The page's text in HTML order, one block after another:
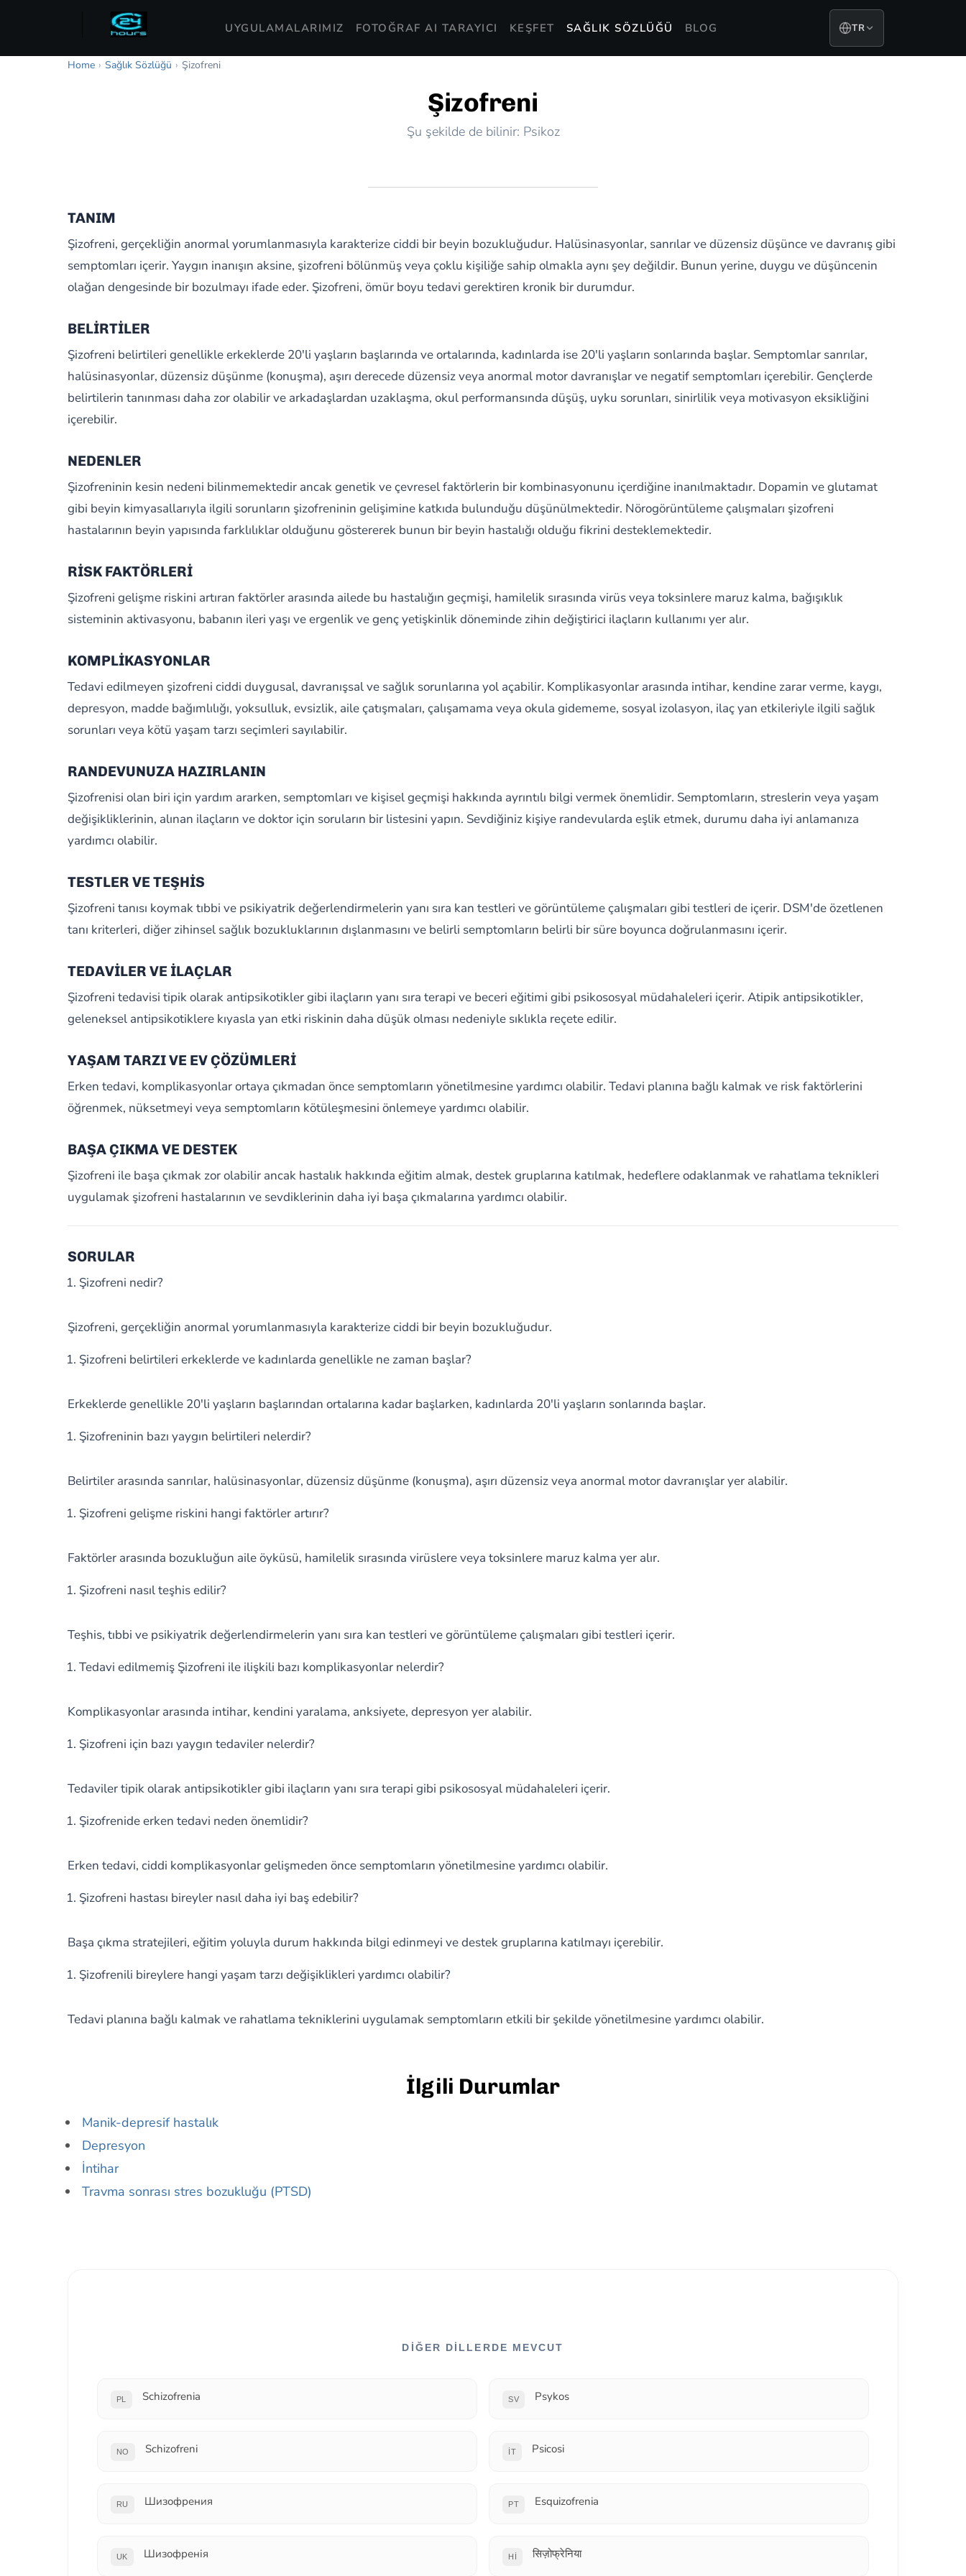
UYGULAMALARIMIZ FOTOĞRAF AI TARAYICI KEŞFET SAĞLIK SÖZLÜĞÜ BLOG TR
Home › Sağlık Sözlüğü › Şizofreni
Şizofreni
Şu şekilde de bilinir: Psikoz
TANIM
Şizofreni, gerçekliğin anormal yorumlanmasıyla karakterize ciddi bir beyin bozukluğudur. Halüsinasyonlar, sanrılar ve düzensiz düşünce ve davranış gibi
semptomları içerir. Yaygın inanışın aksine, şizofreni bölünmüş veya çoklu kişiliğe sahip olmakla aynı şey değildir. Bunun yerine, duygu ve düşüncenin
olağan dengesinde bir bozulmayı ifade eder. Şizofreni, ömür boyu tedavi gerektiren kronik bir durumdur.
BELİRTİLER
Şizofreni belirtileri genellikle erkeklerde 20'li yaşların başlarında ve ortalarında, kadınlarda ise 20'li yaşların sonlarında başlar. Semptomlar sanrılar,
halüsinasyonlar, düzensiz düşünme (konuşma), aşırı derecede düzensiz veya anormal motor davranışlar ve negatif semptomları içerebilir. Gençlerde
belirtilerin tanınması daha zor olabilir ve arkadaşlardan uzaklaşma, okul performansında düşüş, uyku sorunları, sinirlilik veya motivasyon eksikliğini
içerebilir.
NEDENLER
Şizofreninin kesin nedeni bilinmemektedir ancak genetik ve çevresel faktörlerin bir kombinasyonunu içerdiğine inanılmaktadır. Dopamin ve glutamat
gibi beyin kimyasallarıyla ilgili sorunların şizofreninin gelişimine katkıda bulunduğu düşünülmektedir. Nörogörüntüleme çalışmaları şizofreni
hastalarının beyin yapısında farklılıklar olduğunu göstererek bunun bir beyin hastalığı olduğu fikrini desteklemektedir.
RİSK FAKTÖRLERİ
Şizofreni gelişme riskini artıran faktörler arasında ailede bu hastalığın geçmişi, hamilelik sırasında virüs veya toksinlere maruz kalma, bağışıklık
sisteminin aktivasyonu, babanın ileri yaşı ve ergenlik ve genç yetişkinlik döneminde zihin değiştirici ilaçların kullanımı yer alır.
KOMPLİKASYONLAR
Tedavi edilmeyen şizofreni ciddi duygusal, davranışsal ve sağlık sorunlarına yol açabilir. Komplikasyonlar arasında intihar, kendine zarar verme, kaygı,
depresyon, madde bağımlılığı, yoksulluk, evsizlik, aile çatışmaları, çalışamama veya okula gidememe, sosyal izolasyon, ilaç yan etkileriyle ilgili sağlık
sorunları veya kötü yaşam tarzı seçimleri sayılabilir.
RANDEVUNUZA HAZIRLANIN
Şizofrenisi olan biri için yardım ararken, semptomları ve kişisel geçmişi hakkında ayrıntılı bilgi vermek önemlidir. Semptomların, streslerin veya yaşam
değişikliklerinin, alınan ilaçların ve doktor için soruların bir listesini yapın. Sevdiğiniz kişiye randevularda eşlik etmek, durumu daha iyi anlamanıza
yardımcı olabilir.
TESTLER VE TEŞHİS
Şizofreni tanısı koymak tıbbi ve psikiyatrik değerlendirmelerin yanı sıra kan testleri ve görüntüleme çalışmaları gibi testleri de içerir. DSM'de özetlenen
tanı kriterleri, diğer zihinsel sağlık bozukluklarının dışlanmasını ve belirli semptomların belirli bir süre boyunca doğrulanmasını içerir.
TEDAVİLER VE İLAÇLAR
Şizofreni tedavisi tipik olarak antipsikotikler gibi ilaçların yanı sıra terapi ve beceri eğitimi gibi psikososyal müdahaleleri içerir. Atipik antipsikotikler,
geleneksel antipsikotiklere kıyasla yan etki riskinin daha düşük olması nedeniyle sıklıkla reçete edilir.
YAŞAM TARZI VE EV ÇÖZÜMLERİ
Erken tedavi, komplikasyonlar ortaya çıkmadan önce semptomların yönetilmesine yardımcı olabilir. Tedavi planına bağlı kalmak ve risk faktörlerini
öğrenmek, nüksetmeyi veya semptomların kötüleşmesini önlemeye yardımcı olabilir.
BAŞA ÇIKMA VE DESTEK
Şizofreni ile başa çıkmak zor olabilir ancak hastalık hakkında eğitim almak, destek gruplarına katılmak, hedeflere odaklanmak ve rahatlama teknikleri
uygulamak şizofreni hastalarının ve sevdiklerinin daha iyi başa çıkmalarına yardımcı olabilir.
SORULAR
Şizofreni nedir?
Şizofreni, gerçekliğin anormal yorumlanmasıyla karakterize ciddi bir beyin bozukluğudur.
Şizofreni belirtileri erkeklerde ve kadınlarda genellikle ne zaman başlar?
Erkeklerde genellikle 20'li yaşların başlarından ortalarına kadar başlarken, kadınlarda 20'li yaşların sonlarında başlar.
Şizofreninin bazı yaygın belirtileri nelerdir?
Belirtiler arasında sanrılar, halüsinasyonlar, düzensiz düşünme (konuşma), aşırı düzensiz veya anormal motor davranışlar yer alabilir.
Şizofreni gelişme riskini hangi faktörler artırır?
Faktörler arasında bozukluğun aile öyküsü, hamilelik sırasında virüslere veya toksinlere maruz kalma yer alır.
Şizofreni nasıl teşhis edilir?
Teşhis, tıbbi ve psikiyatrik değerlendirmelerin yanı sıra kan testleri ve görüntüleme çalışmaları gibi testleri içerir.
Tedavi edilmemiş Şizofreni ile ilişkili bazı komplikasyonlar nelerdir?
Komplikasyonlar arasında intihar, kendini yaralama, anksiyete, depresyon yer alabilir.
Şizofreni için bazı yaygın tedaviler nelerdir?
Tedaviler tipik olarak antipsikotikler gibi ilaçların yanı sıra terapi gibi psikososyal müdahaleleri içerir.
Şizofrenide erken tedavi neden önemlidir?
Erken tedavi, ciddi komplikasyonlar gelişmeden önce semptomların yönetilmesine yardımcı olabilir.
Şizofreni hastası bireyler nasıl daha iyi baş edebilir?
Başa çıkma stratejileri, eğitim yoluyla durum hakkında bilgi edinmeyi ve destek gruplarına katılmayı içerebilir.
Şizofrenili bireylere hangi yaşam tarzı değişiklikleri yardımcı olabilir?
Tedavi planına bağlı kalmak ve rahatlama tekniklerini uygulamak semptomların etkili bir şekilde yönetilmesine yardımcı olabilir.
İlgili Durumlar
Manik-depresif hastalık
Depresyon
İntihar
Travma sonrası stres bozukluğu (PTSD)
DIĞER DILLERDE MEVCUT
PL Schizofrenia SV Psykos
NO Schizofreni IT Psicosi
RU Шизофрения PT Esquizofrenia
UK Шизофренія HI सिज़ोफ्रेनिया